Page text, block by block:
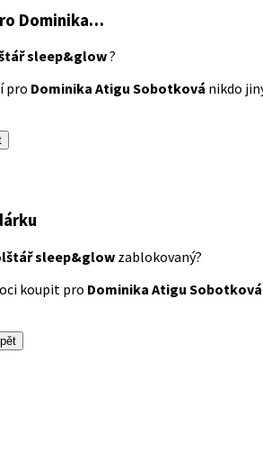
Dominika…
sleep&glow?
pro Dominika Atigu Sobotková nikdo
sleep&glow zablokovaný?
koupit pro Dominika Atigu Sobotková